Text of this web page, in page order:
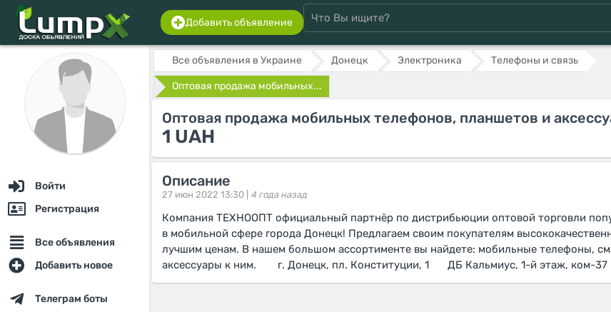
Добавить объявление
Войти
Регистрация
Все объявления
Добавить новое
Телеграм боты
Все объявления в Украине Донецк Электроника Телефоны и связь
Оптовая продажа мобильных...
Оптовая продажа мобильных телефонов, планшетов и
1 UAH
Описание
27 июн 2022 13:30 | 4 года назад
Компания ТЕХНООПТ официальный партнёр по дистрибьюции оптовой торговли
в мобильной сфере города Донецк! Предлагаем своим покупателям
лучшим ценам. В нашем большом ассортименте вы найдете: мобильные телефоны,
аксессуары к ним.⠀ ⠀ г. Донецк, пл. Конституции, 1⠀⠀ ДБ Кальмиус, 1-й этаж, ком-37